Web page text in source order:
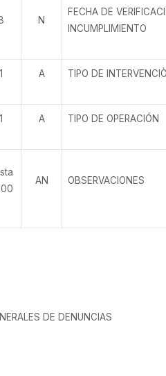
N
FECHA DE
INCUMPLIMIENTO
1 A TIPO DE
1 A TIPO DE OPERACIÓN
AN OBSERVACIONES
DE DENUNCIAS